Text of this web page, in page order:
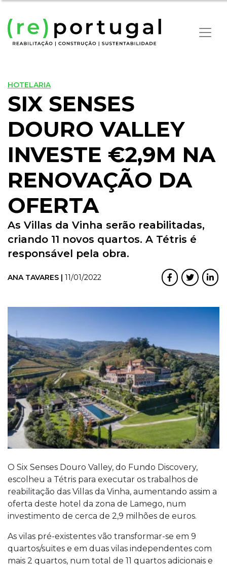
HOTELARIA
SIX SENSES
DOURO VALLEY
INVESTE €2,9M NA
RENOVAÇÃO DA
OFERTA
As Villas da Vinha serão reabilitadas,
criando 11 novos quartos. A Tétris é
responsável pela obra.
ANA TAVARES | 11/01/2022
O Six Senses Douro Valley, do Fundo Discovery,
escolheu a Tétris para executar os trabalhos de
reabilitação das Villas da Vinha, aumentando assim a
oferta deste hotel da zona de Lamego, num
investimento de cerca de 2,9 milhões de euros.
As vilas pré-existentes vão transformar-se em 9
quartos/suites e em duas vilas independentes com
mais 2 quartos, num total de 11 quartos adicionais e